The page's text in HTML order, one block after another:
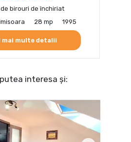
birouri de închiriat
28 mp 1995
mai multe detalii
interesa și: